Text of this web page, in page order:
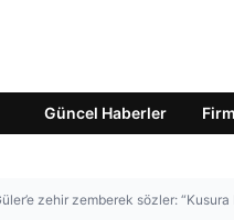
Güncel Haberler
zehir zemberek sözler: “Kusura